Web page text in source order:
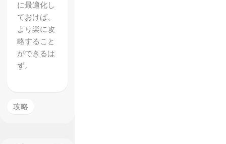
に最適化し
ておけば、
より楽に攻
略すること
ができるは
ず。
攻略
【ドラ
ゴンズ
クラウ
ン】魔
法のア
イテム
たちを